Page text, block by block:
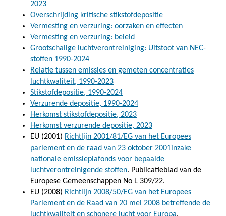
2023
Overschrijding kritische stikstofdepositie
Vermesting en verzuring: oorzaken en effecten
Vermesting en verzuring: beleid
Grootschalige luchtverontreiniging: Uitstoot van NEC-
stoffen 1990-2024
Relatie tussen emissies en gemeten concentraties
luchtkwaliteit, 1990-2023
Stikstofdepositie, 1990-2024
Verzurende depositie, 1990-2024
Herkomst stikstofdepositie, 2023
Herkomst verzurende depositie, 2023
EU (2001) Richtlijn 2001/81/EG van het Europees
parlement en de raad van 23 oktober 2001inzake
nationale emissieplafonds voor bepaalde
luchtverontreinigende stoffen. Publicatieblad van de
Europese Gemeenschappen No L 309/22.
EU (2008) Richtlijn 2008/50/EG van het Europees
Parlement en de Raad van 20 mei 2008 betreffende de